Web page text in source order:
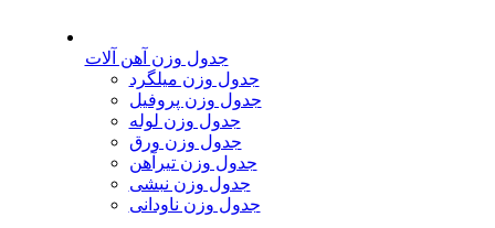
جدول وزن آهن آلات
جدول وزن میلگرد
جدول وزن پروفیل
جدول وزن لوله
جدول وزن ورق
جدول وزن تیرآهن
جدول وزن نبشی
جدول وزن ناودانی